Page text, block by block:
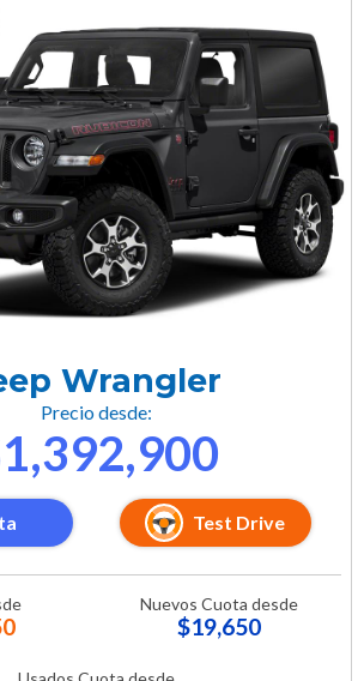
Wrangler
Precio desde:
Test Drive
Nuevos Cuota desde
$19,650